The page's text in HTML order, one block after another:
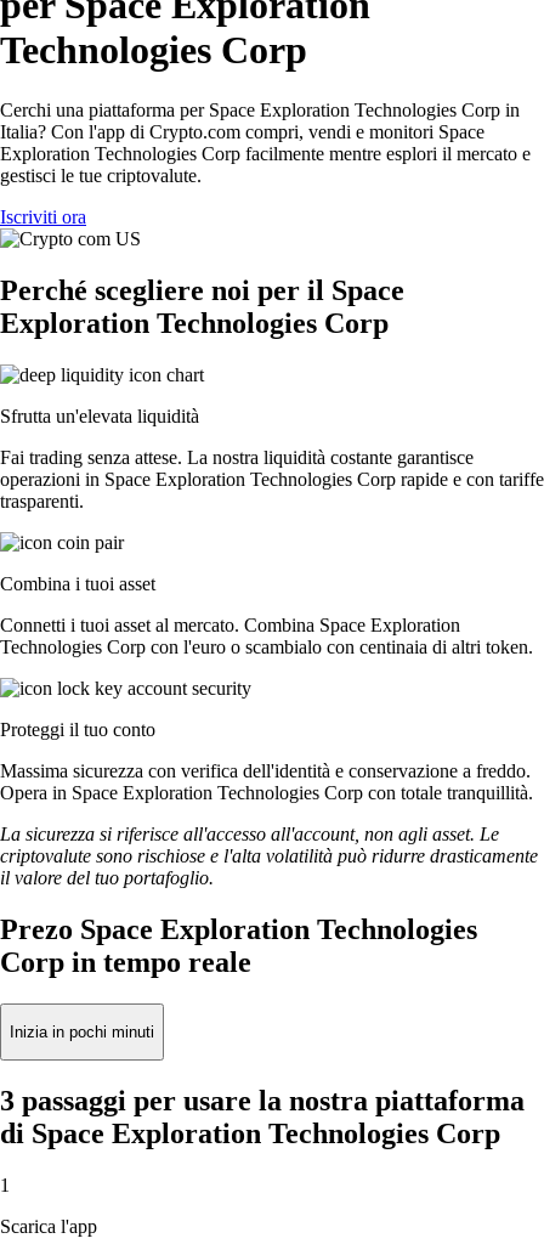
Technologies Corp
Cerchi una piattaforma per Space Exploration Technologies Corp in
Italia? Con l'app di Crypto.com compri, vendi e monitori Space
Exploration Technologies Corp facilmente mentre esplori il mercato e
gestisci le tue criptovalute.
Iscriviti ora
Perché scegliere noi per il Space
Exploration Technologies Corp
Sfrutta un'elevata liquidità
Fai trading senza attese. La nostra liquidità costante garantisce
operazioni in Space Exploration Technologies Corp rapide e con tariffe
trasparenti.
Combina i tuoi asset
Connetti i tuoi asset al mercato. Combina Space Exploration
Technologies Corp con l'euro o scambialo con centinaia di altri token.
Proteggi il tuo conto
Massima sicurezza con verifica dell'identità e conservazione a freddo.
Opera in Space Exploration Technologies Corp con totale tranquillità.
La sicurezza si riferisce all'accesso all'account, non agli asset. Le
criptovalute sono rischiose e l'alta volatilità può ridurre drasticamente
il valore del tuo portafoglio.
Prezo Space Exploration Technologies
Corp in tempo reale
Inizia in pochi minuti
3 passaggi per usare la nostra piattaforma
di Space Exploration Technologies Corp
1
Scarica l'app